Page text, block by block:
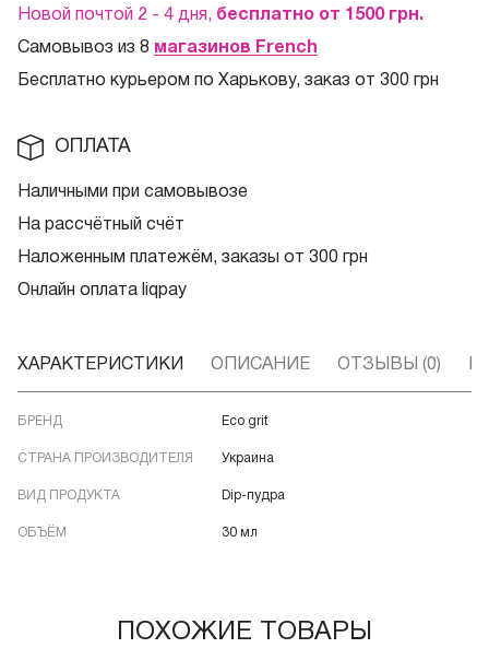
Новой почтой 2 - 4 дня, бесплатно от 1500 грн.
Самовывоз из 8 магазинов French
Бесплатно курьером по Харькову, заказ от 300 грн
ОПЛАТА
Наличными при самовывозе
На рассчётный счёт
Наложенным платежём, заказы от 300 грн
Онлайн оплата liqpay
ХАРАКТЕРИСТИКИ ОПИСАНИЕ ОТЗЫВЫ (0)
БРЕНД Eco grit
СТРАНА ПРОИЗВОДИТЕЛЯ Украина
ВИД ПРОДУКТА Dip-пудра
ОБЪЁМ 30 мл
ПОХОЖИЕ ТОВАРЫ